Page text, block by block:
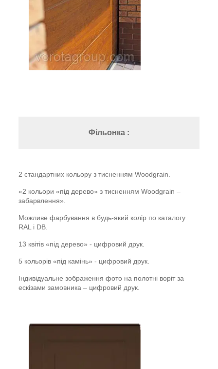
Фільонка :
2 стандартних кольору з тисненням Woodgrain.
«2 кольори «під дерево» з тисненням Woodgrain –
забарвлення».
Можливе фарбування в будь-який колір по каталогу
RAL і DB.
13 квітів «під дерево» - цифровий друк.
5 кольорів «під камінь» - цифровий друк.
Індивідуальне зображення фото на полотні воріт за
ескізами замовника – цифровий друк.